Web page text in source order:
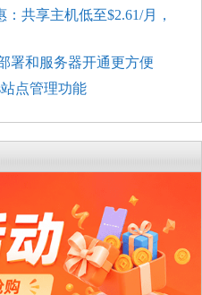
共享主机低至$2.61/月，
署和服务器开通更方便
站点管理功能